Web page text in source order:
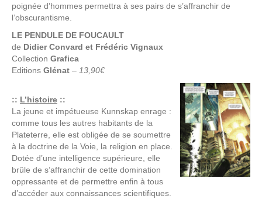
poignée d’hommes permettra à ses pairs de s’affranchir de
l’obscurantisme.
LE PENDULE DE FOUCAULT
de Didier Convard et Frédéric Vignaux
Collection Grafica
Editions Glénat – 13,90€
:: L’histoire ::
La jeune et impétueuse Kunnskap enrage :
comme tous les autres habitants de la
Plateterre, elle est obligée de se soumettre
à la doctrine de la Voie, la religion en place.
Dotée d’une intelligence supérieure, elle
brûle de s’affranchir de cette domination
oppressante et de permettre enfin à tous
d’accéder aux connaissances scientifiques.